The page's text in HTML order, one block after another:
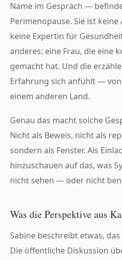
Name im Gespräch —
Perimenopause. Sie ist
keine Expertin für
anderes: eine Frau, die eine
gemacht hat. Und die
Erfahrung sich anfühlt —
einem anderen Land.
Genau das macht solche
Nicht als Beweis, nicht als
sondern als Fenster. Als
hinzuschauen auf das, was
nicht sehen — oder nicht
Was die Perspektive aus
Sabine beschreibt etwas,
Die öffentliche Diskussion